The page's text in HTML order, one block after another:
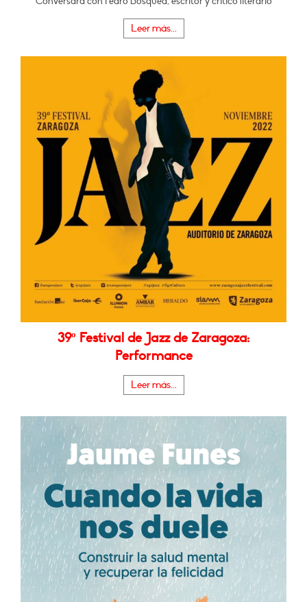
Leer más...
39º Festival de Jazz de Zaragoza:
Performance
Leer más...